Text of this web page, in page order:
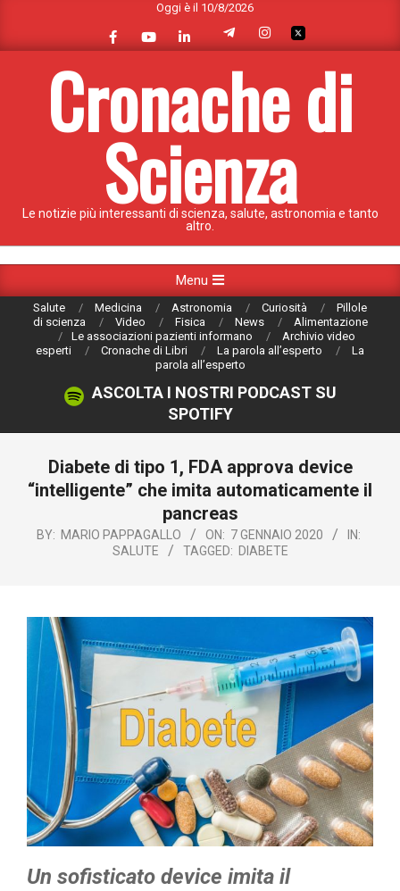
content
Oggi è il 10/8/2026
Cronache di
Scienza
Le notizie più interessanti di scienza, salute, astronomia e tanto
altro.
Navigation
Menu
Salute Medicina Astronomia Curiosità
Pillole
di scienza
Video Fisica News
Alimentazione
Le associazioni pazienti informano
Archivio video
esperti
Cronache di Libri La parola all’esperto
La
parola all’esperto
ASCOLTA I NOSTRI PODCAST SU
SPOTIFY
Diabete di tipo 1, FDA approva device
“intelligente” che imita automaticamente il
pancreas
BY: MARIO PAPPAGALLO ON: 7 GENNAIO 2020
IN:
SALUTE
TAGGED: DIABETE
Un sofisticato device imita il